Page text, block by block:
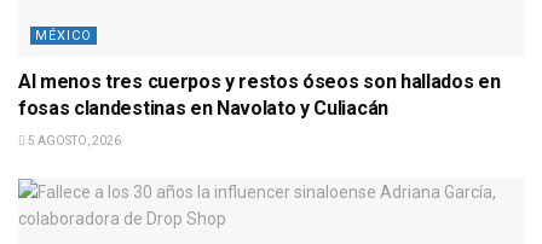
MÉXICO
Al menos tres cuerpos y restos óseos son hallados en
fosas clandestinas en Navolato y Culiacán
5 AGOSTO, 2026